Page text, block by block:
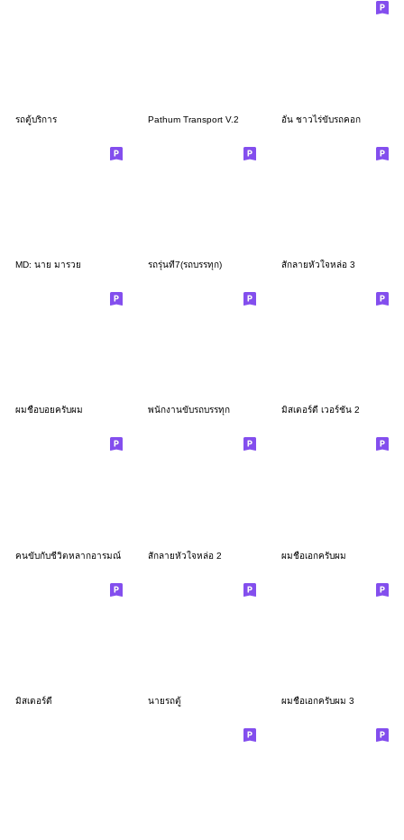
รถตู้บริการ Pathum Transport V.2 อั๋น ชาวไร่ขับรถคอก
MD: นาย มารวย รถรุ่นที่7(รถบรรทุก) สักลายหัวใจหล่อ 3
ผมชื่อบอยครับผม พนักงานขับรถบรรทุก มิสเตอร์ดี เวอร์ชั่น 2
คนขับกับชีวิตหลากอารมณ์ สักลายหัวใจหล่อ 2 ผมชื่อเอกครับผม
มิสเตอร์ดี นายรถตู้ ผมชื่อเอกครับผม 3